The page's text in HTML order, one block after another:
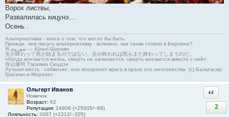
Ворох листвы,
Развалилась кицунэ...
Осень .
Альтернативка - книга о том, что могло бы быть.
Прежде, чем писать альтернативку - вспомни, чьи танки стояли в Берлине?
Я-شوروی — šûravî-Шурави
生が終わって死が始まるのではない。生が終われば死もまた終わってしまうのだ。
«Когда кончается жизнь, смерть не начинается, смерть кончается вместе с ней»
寺山修司 Тэраяма Сюудзи
Лучшая месть - забвение, оно похоронит врага в прахе его ничтожества. (с) Бальтасар
Грасиан-и-Моралес
Ольгерт Иванов
Новичок
Возраст: 62
Репутация: 24906 (+25005/−99)
Лояльность: 2007 (+2212/−205)
2